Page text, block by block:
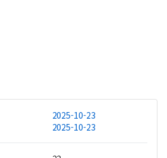
2025-10-23
2025-10-23